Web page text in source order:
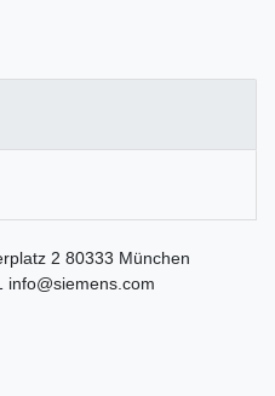
2 80333 München
info@siemens.com